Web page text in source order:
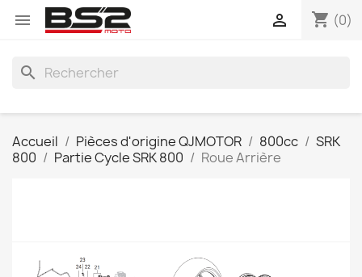
 shopping_cart (0)

search
Accueil Pièces d'origine QJMOTOR 800cc
SRK
800
Partie Cycle SRK 800 Roue Arrière